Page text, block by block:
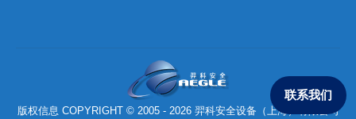
版权信息 COPYRIGHT © 2005 - 2026 羿科安全设备（上海）有限公司
联系我们